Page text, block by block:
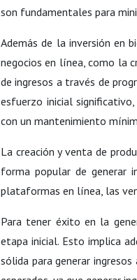
son fundamentales para
Además de la inversión en
negocios en línea, como la
de ingresos a través de
esfuerzo inicial
con un mantenimiento
La creación y venta de
forma popular de generar
plataformas en línea, las
Para tener éxito en la
etapa inicial. Esto implica
sólida para generar